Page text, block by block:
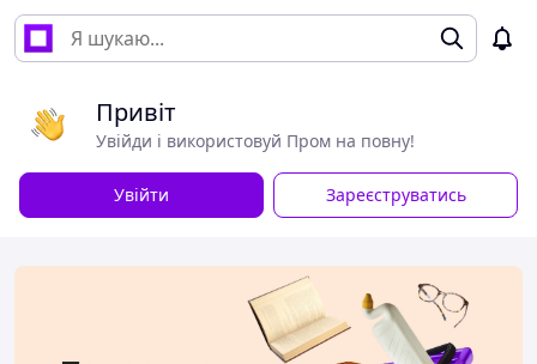
Привіт
Увійди і використовуй Пром на повну!
Увійти Зареєструватись